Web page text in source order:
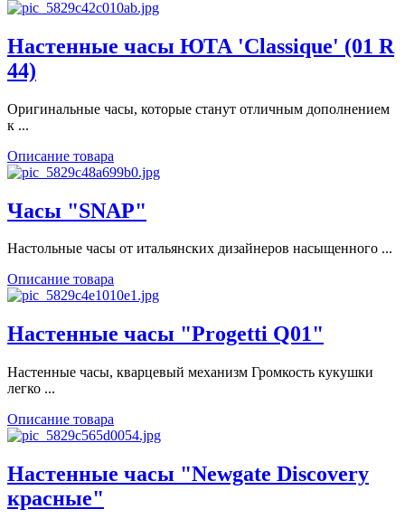
Настенные часы ЮТА 'Classique' (01 R
44)
Оригинальные часы, которые станут отличным дополнением
к ...
Описание товара
Часы "SNAP"
Настольные часы от итальянских дизайнеров насыщенного ...
Описание товара
Настенные часы "Progetti Q01"
Настенные часы, кварцевый механизм Громкость кукушки
легко ...
Описание товара
Настенные часы "Newgate Discovery
красные"